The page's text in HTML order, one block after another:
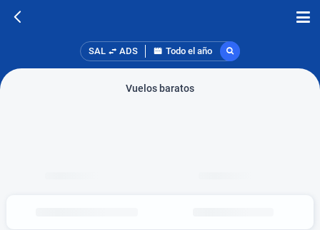
SAL ADS Todo el año
Vuelos baratos